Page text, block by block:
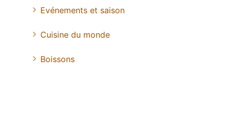
Evénements et saison
Cuisine du monde
Boissons